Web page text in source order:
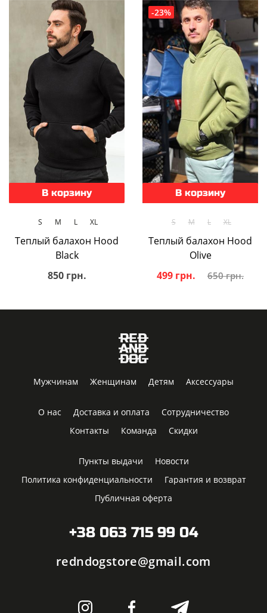
В корзину
S M L XL
Теплый балахон Hood
Black
850 грн.
-23%
В корзину
S M L XL
Теплый балахон Hood
Olive
499 грн.
650 грн.
Мужчинам Женщинам Детям Аксессуары
О нас Доставка и оплата
Сотрудничество
Контакты
Команда Скидки
Пункты выдачи
Новости
Политика конфиденциальности
Гарантия и возврат
Публичная оферта
+38 063 715 99 04
redndogstore@gmail.com